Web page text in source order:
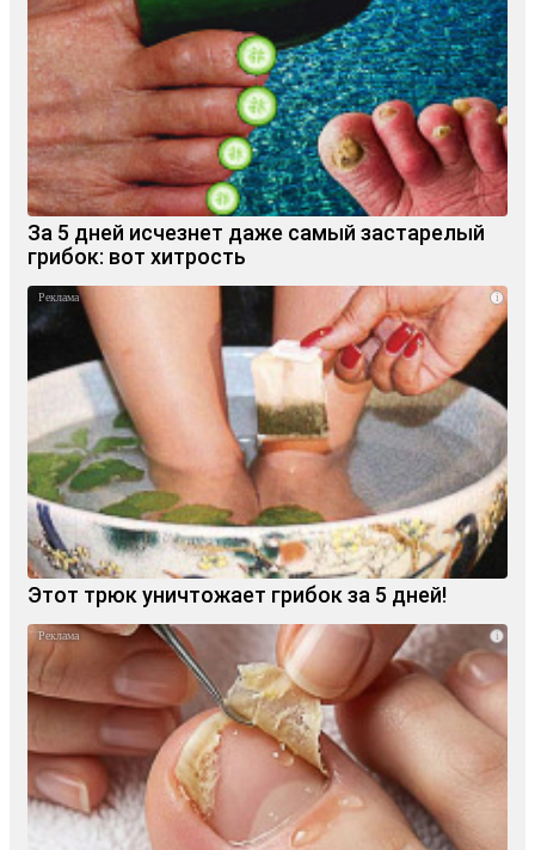
За 5 дней исчезнет даже самый застарелый
грибок: вот хитрость
i
Этот трюк уничтожает грибок за 5 дней!
i